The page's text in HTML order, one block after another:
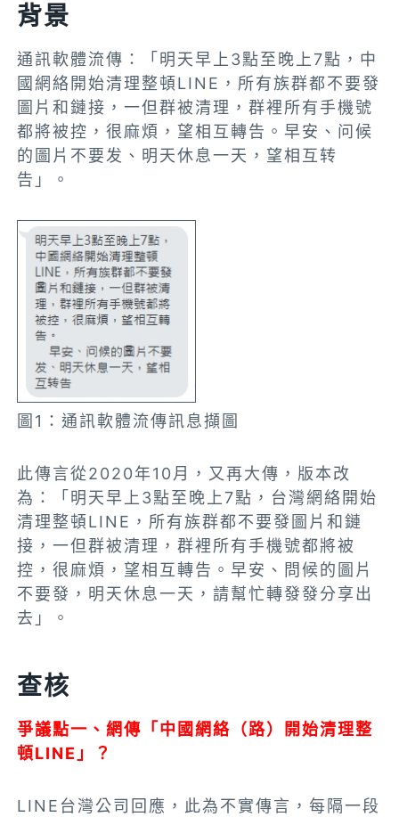
背景
通訊軟體流傳：「明天早上3點至晚上7點，中
國網絡開始清理整頓LINE，所有族群都不要發
圖片和鏈接，一但群被清理，群裡所有手機號
都將被控，很麻煩，望相互轉告。早安、问候
的圖片不要发、明天休息一天，望相互转
告」。
圖1：通訊軟體流傳訊息擷圖
此傳言從2020年10月，又再大傳，版本改
為：「明天早上3點至晚上7點，台灣網絡開始
清理整頓LINE，所有族群都不要發圖片和鏈
接，一但群被清理，群裡所有手機號都將被
控，很麻煩，望相互轉告。早安、問候的圖片
不要發，明天休息一天，請幫忙轉發發分享出
去」。
查核
爭議點一、網傳「中國網絡（路）開始清理整
頓LINE」？
LINE台灣公司回應，此為不實傳言，每隔一段